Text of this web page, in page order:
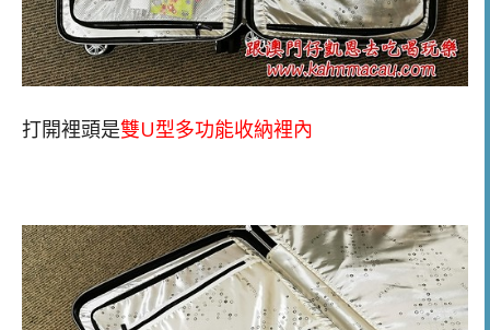
打開裡頭是雙U型多功能收納裡內